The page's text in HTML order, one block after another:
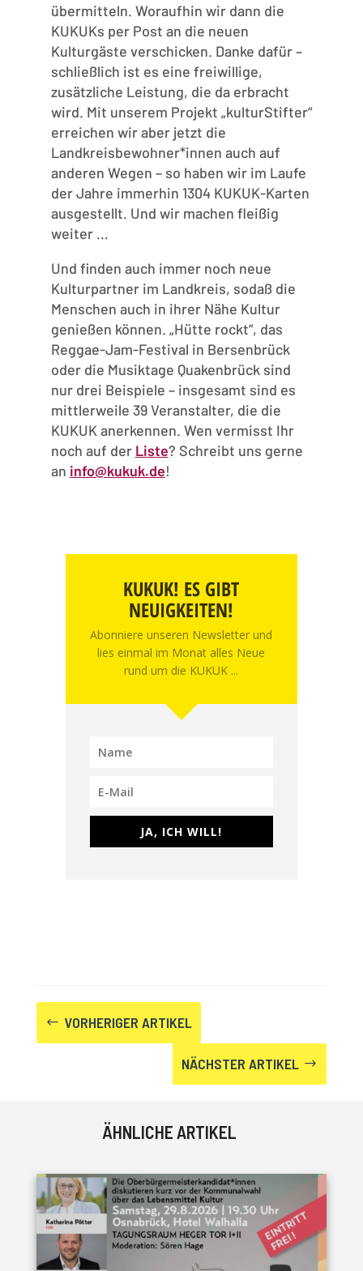
übermitteln. Woraufhin wir dann die
KUKUKs per Post an die neuen
Kulturgäste verschicken. Danke dafür –
schließlich ist es eine freiwillige,
zusätzliche Leistung, die da erbracht
wird. Mit unserem Projekt „kulturStifter“
erreichen wir aber jetzt die
Landkreisbewohner*innen auch auf
anderen Wegen – so haben wir im Laufe
der Jahre immerhin 1304 KUKUK-Karten
ausgestellt. Und wir machen fleißig
weiter …
Und finden auch immer noch neue
Kulturpartner im Landkreis, sodaß die
Menschen auch in ihrer Nähe Kultur
genießen können. „Hütte rockt“, das
Reggae-Jam-Festival in Bersenbrück
oder die Musiktage Quakenbrück sind
nur drei Beispiele – insgesamt sind es
mittlerweile 39 Veranstalter, die die
KUKUK anerkennen. Wen vermisst Ihr
noch auf der Liste? Schreibt uns gerne
an info@kukuk.de!
KUKUK! ES GIBT
NEUIGKEITEN!
Abonniere unseren Newsletter und
lies einmal im Monat alles Neue
rund um die KUKUK ...
JA, ICH WILL!
# VORHERIGER ARTIKEL
NÄCHSTER ARTIKEL $
ÄHNLICHE ARTIKEL